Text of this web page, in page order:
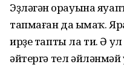
Эҙләгән һорауына
тапмаған да һымаҡ.
ирҙе тапты ла ти. Ә
әйтергә тел әйләнмәй